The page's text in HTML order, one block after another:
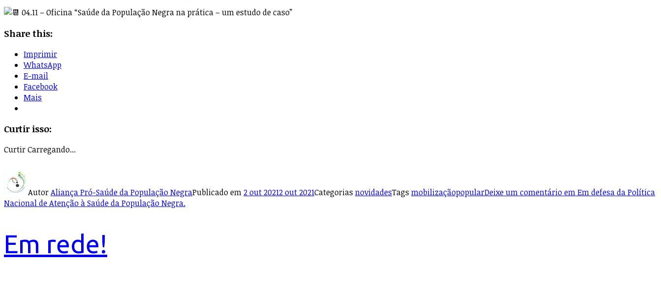
04.11 – Oficina “Saúde da População Negra na prática – um estudo de caso”
Share this:
Imprimir
WhatsApp
E-mail
Facebook
Mais
Curtir isso:
CurtirCarregando...
AutorAliança Pró-Saúde da População NegraPublicado em 2 out 20212 out 2021Categorias novidadesTags mobilizaçãopopularDeixe um comentárioem Em defesa da Política
Nacional de Atenção à Saúde da População Negra.
Em rede!